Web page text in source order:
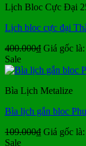
Lịch Bloc Cực Đại
Lịch bloc cực đại
400.000₫ Giá gốc
Sale
Bìa Lịch Metalize
Bìa lịch gắn bloc
109.000₫ Giá gốc
Sale